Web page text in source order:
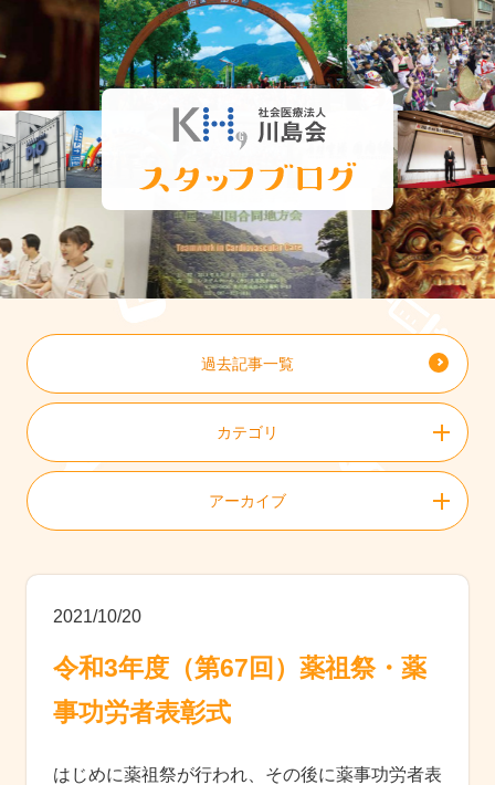
過去記事一覧
カテゴリ
アーカイブ
2021/10/20
令和3年度（第67回）薬祖祭・薬
事功労者表彰式
はじめに薬祖祭が行われ、その後に薬事功労者表